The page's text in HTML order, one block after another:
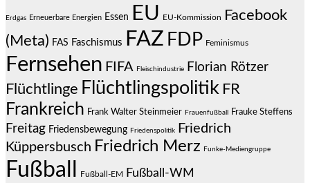
Erdgas Erneuerbare Energien Essen EU EU-Kommission
Facebook
(Meta) FAS Faschismus FAZ FDP Feminismus
Fernsehen FIFA Fleischindustrie Florian Rötzer
Flüchtlinge Flüchtlingspolitik FR
Frankreich Frank Walter Steinmeier Frauenfußball Frauke Steffens
Freitag Friedensbewegung Friedenspolitik
Friedrich
Küppersbusch Friedrich Merz Funke-Mediengruppe
Fußball Fußball-EM Fußball-WM